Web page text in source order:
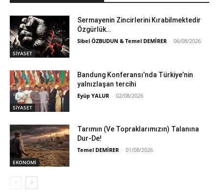
SİYASET
Sermayenin Zincirlerini Kırabilmektedir
Özgürlük…
Sibel ÖZBUDUN & Temel DEMİRER - 06/08/2026
SİYASET
Bandung Konferansı’nda Türkiye’nin
yalnızlaşan tercihi
Eyüp YALUR - 02/08/2026
EKONOMİ
Tarımın (Ve Topraklarımızın) Talanına
Dur-De!
Temel DEMİRER - 01/08/2026